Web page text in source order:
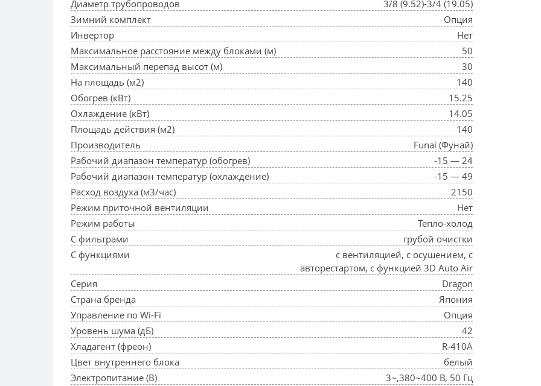
Диаметр трубопроводов
3/8 (9.52)-3/4 (19.05)
Зимний комплект
Опция
Инвертор
Нет
Максимальное расстояние между блоками (м)
50
Максимальный перепад высот (м)
30
На площадь (м2)
140
Обогрев (кВт)
15.25
Охлаждение (кВт)
14.05
Площадь действия (м2)
140
Производитель
Funai (Фунай)
Рабочий диапазон температур (обогрев)
-15 — 24
Рабочий диапазон температур (охлаждение)
-15 — 49
Расход воздуха (м3/час)
2150
Режим приточной вентиляции
Нет
Режим работы
Тепло-холод
С фильтрами
грубой очистки
С функциями
с вентиляцией, с осушением, с
авторестартом, с функцией 3D Auto Air
Серия
Dragon
Страна бренда
Япония
Управление по Wi-Fi
Опция
Уровень шума (дБ)
42
Хладагент (фреон)
R-410A
Цвет внутреннего блока
белый
Электропитание (В)
3~,380~400 В, 50 Гц